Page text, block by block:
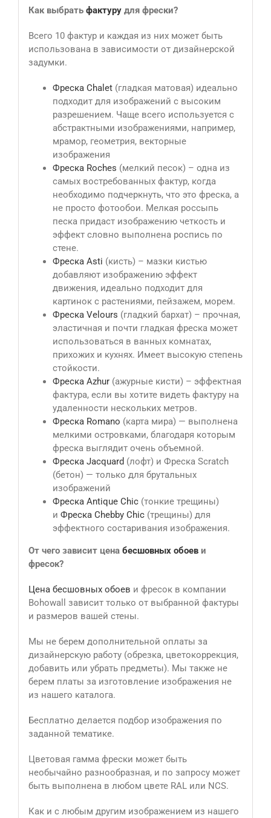
Как выбрать фактурудля фрески?
Всего 10 фактур и каждая из них может быть
использована в зависимости от дизайнерской
задумки.
Фреска Сhalet(гладкая матовая) идеально
подходит для изображений с высоким
разрешением. Чаще всего используется с
абстрактными изображениями, например,
мрамор, геометрия, векторные
изображения
Фреска Roches (мелкий песок) – одна из
самых востребованных фактур, когда
необходимо подчеркнуть, что это фреска, а
не просто фотообои. Мелкая россыпь
песка придаст изображению четкость и
эффект словно выполнена роспись по
стене.
Фреска Asti (кисть) – мазки кистью
добавляют изображению эффект
движения, идеально подходит для
картинок с растениями, пейзажем, морем.
Фреска Velours (гладкий бархат) – прочная,
эластичная и почти гладкая фреска может
использоваться в ванных комнатах,
прихожих и кухнях. Имеет высокую степень
стойкости.
Фреска Azhur(ажурные кисти) – эффектная
фактура, если вы хотите видеть фактуру на
удаленности нескольких метров.
Фреска Romano (карта мира) — выполнена
мелкими островками, благодаря которым
фреска выглядит очень объемной.
Фреска Jacquard (лофт) и Фреска Scratch
(бетон) — только для брутальных
изображений
Фреска Antique Сhic(тонкие трещины)
и Фреска Chebby Chic(трещины) для
эффектного состаривания изображения.
От чего зависит цена бесшовных обоеви
фресок?
Цена бесшовных обоев и фресок в компании
Bohowall зависит только от выбранной фактуры
и размеров вашей стены.
Мы не берем дополнительной оплаты за
дизайнерскую работу (обрезка, цветокоррекция,
добавить или убрать предметы). Мы также не
берем платы за изготовление изображения не
из нашего каталога.
Бесплатно делается подбор изображения по
заданной тематике.
Цветовая гамма фрески может быть
необычайно разнообразная, и по запросу может
быть выполнена в любом цвете RAL или NCS.
Как и с любым другим изображением из нашего